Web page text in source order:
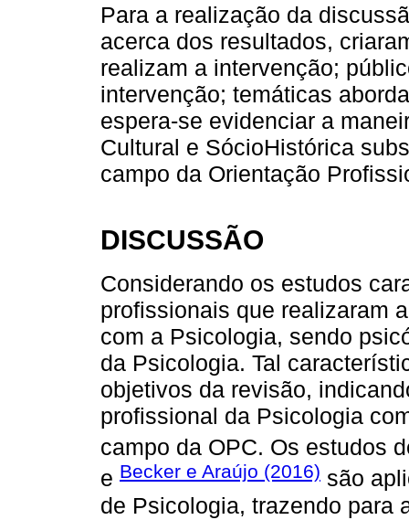
Para a realização da
acerca dos resultados,
realizam a intervenção;
intervenção; temáticas
espera-se evidenciar a
Cultural e SócioHistórica
campo da Orientação
DISCUSSÃO
Considerando os estudos
profissionais que realizaram
com a Psicologia, sendo
da Psicologia. Tal
objetivos da revisão,
profissional da Psicologia
campo da OPC. Os estudos
e Becker e Araújo (2016) são
de Psicologia, trazendo para